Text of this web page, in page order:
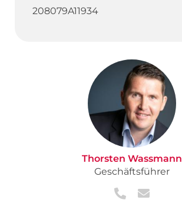
208079A11934
Thorsten Wassmann
Geschäftsführer